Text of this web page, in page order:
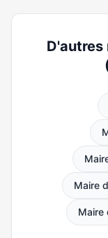
D'autres
Maire
Maire